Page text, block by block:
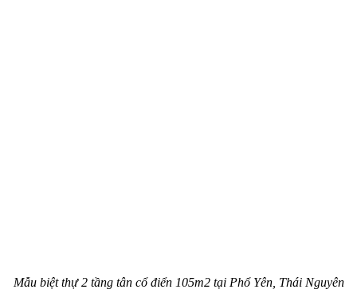
Mẫu biệt thự 2 tầng tân cổ điển 105m2 tại Phổ Yên, Thái Nguyên